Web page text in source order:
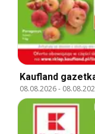
Kaufland
08.08.2026-